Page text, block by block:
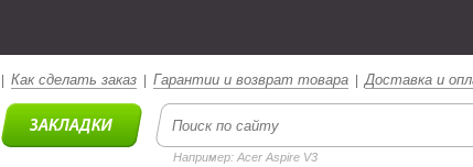
Как сделать заказ Гарантии и возврат товара |Доставка и
Например: Acer Aspire V3